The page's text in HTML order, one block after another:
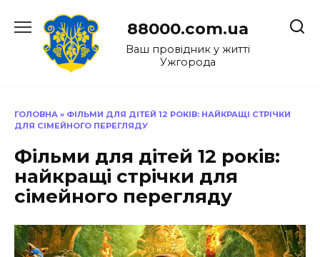
до
88000.com.ua
Ваш провідник у житті
Ужгорода
ГОЛОВНА » ФІЛЬМИ ДЛЯ ДІТЕЙ 12 РОКІВ: НАЙКРАЩІ СТРІЧКИ
ДЛЯ СІМЕЙНОГО ПЕРЕГЛЯДУ
Фільми для дітей 12 років:
найкращі стрічки для
сімейного перегляду